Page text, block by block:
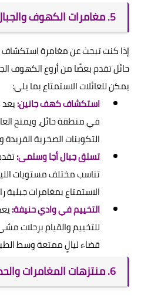
5. مغامرات الكهوف والجبال في منطقة حائل
إذا كنت تبحث عن مغامرة
حائل تقدم بعضًا من أروع الكهوف
يمكن للعائلات الاستمتاع بما يلي:
استكشاف كهف جانين:
في منطقة حائل، ويمنح
التكوينات الصخرية
تسلق جبال أجا وسلمى:
تناسب مختلف مستويات
الاستمتاع بمغامرات جبلية
التخييم في وادي حنيفة:
للتخييم والقيام برحلات
قضاء ليالٍ ممتعة وسط
6. منتزهات المغامرات والحدائق الترفيهية